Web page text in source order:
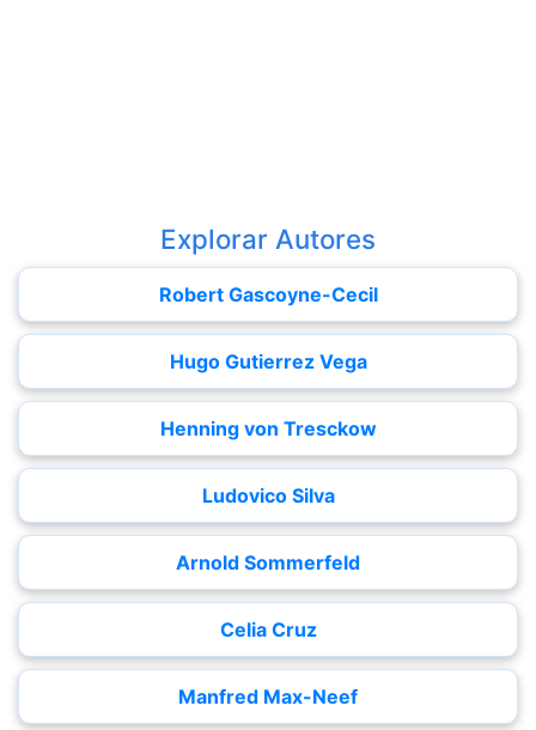
Explorar Autores
Robert Gascoyne-Cecil
Hugo Gutierrez Vega
Henning von Tresckow
Ludovico Silva
Arnold Sommerfeld
Celia Cruz
Manfred Max-Neef